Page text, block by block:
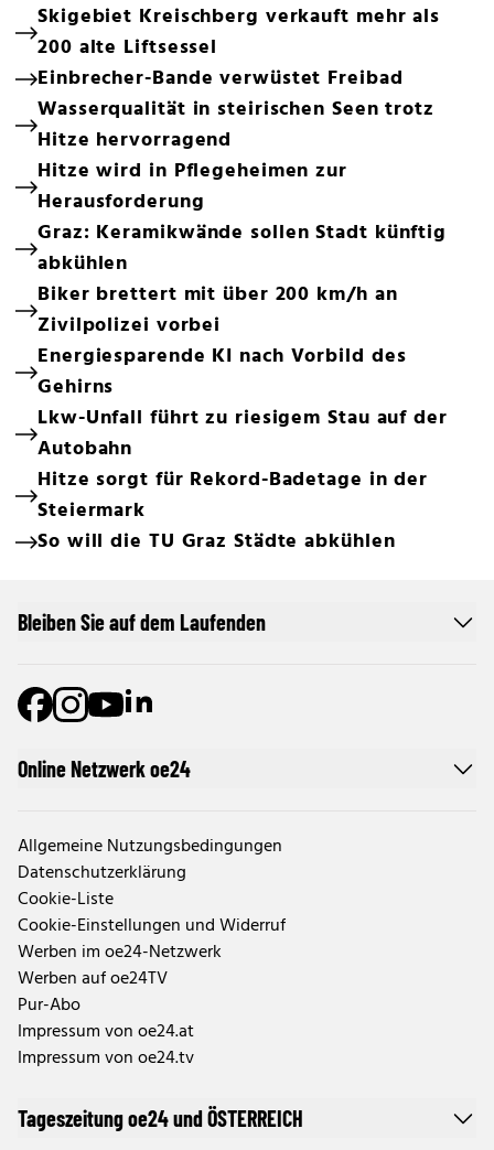
Skigebiet Kreischberg verkauft mehr als
200 alte Liftsessel
Einbrecher-Bande verwüstet Freibad
Wasserqualität in steirischen Seen trotz
Hitze hervorragend
Hitze wird in Pflegeheimen zur
Herausforderung
Graz: Keramikwände sollen Stadt künftig
abkühlen
Biker brettert mit über 200 km/h an
Zivilpolizei vorbei
Energiesparende KI nach Vorbild des
Gehirns
Lkw-Unfall führt zu riesigem Stau auf der
Autobahn
Hitze sorgt für Rekord-Badetage in der
Steiermark
So will die TU Graz Städte abkühlen
Online Netzwerk oe24
Allgemeine Nutzungsbedingungen
Datenschutzerklärung
Cookie-Liste
Cookie-Einstellungen und Widerruf
Werben im oe24-Netzwerk
Werben auf oe24TV
Pur-Abo
Impressum von oe24.at
Impressum von oe24.tv
Tageszeitung oe24 und ÖSTERREICH
Bleiben Sie auf dem Laufenden